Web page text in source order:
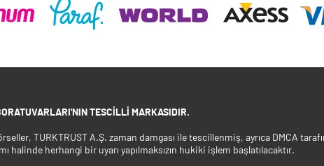
TESCILLI MARKASIDIR.
TURKTRUST A.Ş. zaman damgası ile tescillenmiş, ayrıca DMCA
halinde herhangi bir uyarı yapılmaksızın hukiki işlem başlatılacaktır.